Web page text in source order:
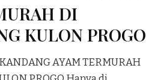
DI
KULON PROGO
AYAM TERMURAH